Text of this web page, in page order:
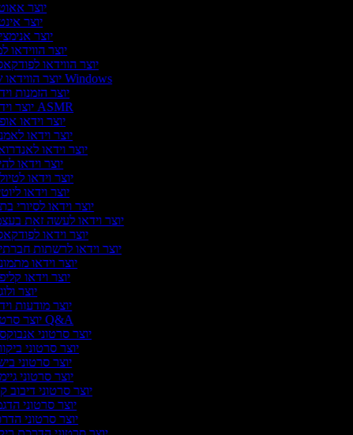
יוצר
יוצר
יוצר
יוצר הווידאו
יוצר הווידאו
יוצר הווידאו של Windows
יוצר הזמנות
יוצר וידאו ASMR
יוצר וידאו
יוצר וידאו
יוצר וידאו
יוצר וידאו
יוצר וידאו
יוצר וידאו
יוצר וידאו לסיורי
יוצר וידאו לעשה זאת
יוצר וידאו
יוצר וידאו לרשתות
יוצר וידאו
יוצר וידאו
יוצר
יוצר מודעות
יוצר סרטוני Q&A
יוצר סרטוני
יוצר סרטוני
יוצר סרטוני
יוצר סרטוני
יוצר סרטוני דיבוב
יוצר סרטוני
יוצר סרטוני